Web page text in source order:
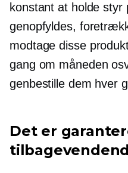
konstant at holde styr
genopfyldes,
modtage disse
gang om måneden
genbestilledem hver
Det er